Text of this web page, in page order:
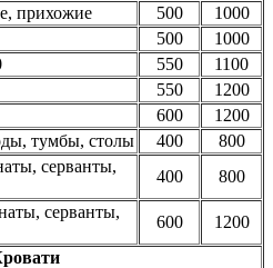
прихожие
500
1000
500
1000
550
1100
550
1200
600
1200
тумбы, столы
400
800
серванты,
400
800
серванты,
600
1200